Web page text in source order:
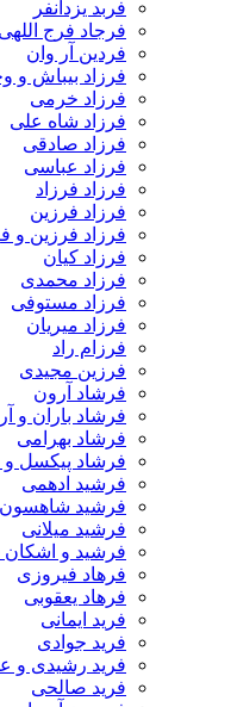
فربد یزدانفر
فرجاد فرج اللهی
فردین آر وان
فرزاد بیباش و
فرزاد خرمی
فرزاد شاه علی
فرزاد صادقی
فرزاد عباسی
فرزاد فرزاد
فرزاد فرزین
فرزاد فرزین و
فرزاد کیان
فرزاد محمدی
فرزاد مستوفی
فرزاد میریان
فرزام راد
فرزین مجیدی
فرشاد آرون
فرشاد باران و
فرشاد بهرامی
فرشاد پیکسل و
فرشید ادهمی
فرشید شاهسون
فرشید میلانی
فرشید و اشکان
فرهاد فیروزی
فرهاد یعقوبی
فرید ایمانی
فرید جوادی
فرید رشیدی و
فرید صالحی